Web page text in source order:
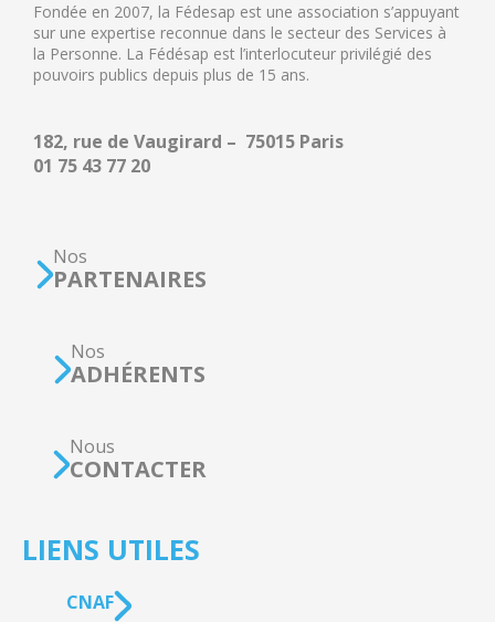
Fondée en 2007, la Fédesap est une association s’appuyant
sur une expertise reconnue dans le secteur des Services à
la Personne. La Fédésap est l’interlocuteur privilégié des
pouvoirs publics depuis plus de 15 ans.
182, rue de Vaugirard – 75015 Paris
01 75 43 77 20
Nos
PARTENAIRES
Nos
ADHÉRENTS
Nous
CONTACTER
LIENS UTILES
CNAF